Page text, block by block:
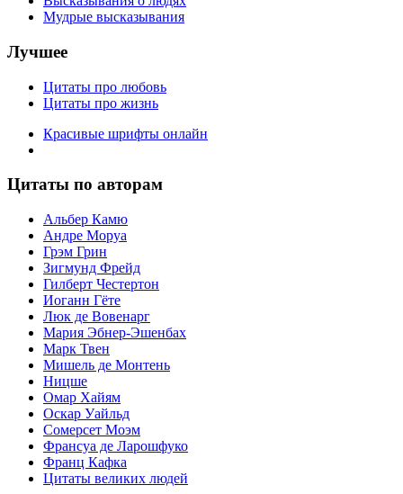
Мудрые высказывания
Лучшее
Цитаты про любовь
Цитаты про жизнь
Красивые шрифты онлайн
Цитаты по авторам
Альбер Камю
Андре Моруа
Грэм Грин
Зигмунд Фрейд
Гилберт Честертон
Иоганн Гёте
Люк де Вовенарг
Мария Эбнер-Эшенбах
Марк Твен
Мишель де Монтень
Ницше
Омар Хайям
Оскар Уайльд
Сомерсет Моэм
Франсуa де Ларошфуко
Франц Кафка
Цитаты великих людей